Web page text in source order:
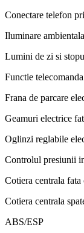
Conectare telefon
Iluminare
Lumini de zi si
Functie
Frana de parcare
Geamuri electrice
Oglinzi reglabile
Controlul presiunii
Cotiera centrala
Cotiera centrala
ABS/ESP